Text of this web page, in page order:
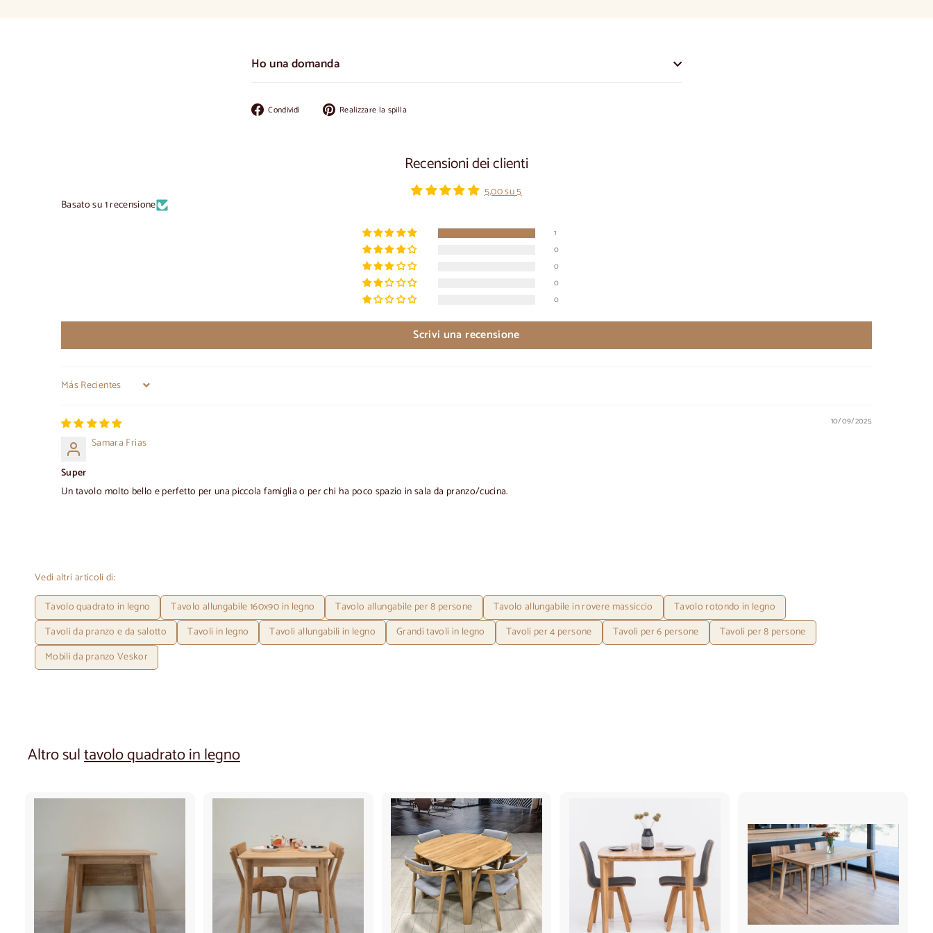
Ho una domanda
Condividi CondividiRealizzare la spilla
Recensioni dei clienti
5,00 su 5
Basato su 1 recensione
1
0
0
0
0
Scrivi una recensione
Sort by
10/09/2025
Samara Frias
Super
Un tavolo molto bello e perfetto per una piccola famiglia o per chi ha poco spazio in sala da pranzo/cucina.
Vedi altri articoli di:
Tavolo quadrato in legno
Tavolo allungabile 160x90 in legno Tavolo allungabile per 8 persone Tavolo allungabile in rovere massiccio
Tavolo rotondo in legno
Tavoli da pranzo e da salotto
Tavoli in legno Tavoli allungabili in legno Grandi tavoli in legno Tavoli per 4 persone Tavoli per 6 persone
Tavoli per 8 persone
Mobili da pranzo Veskor
Altro sultavolo quadrato in legno
A
g
g
i
u
n
g
A
g
g
i
u
n
g
A
g
g
i
u
n
g
i
A
g
g
i
u
n
g
A
g
g
i
u
n
i